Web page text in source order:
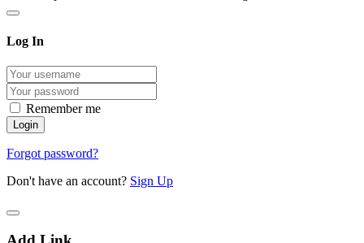
Log In
Remember me
Forgot password?
Don't have an account? Sign Up